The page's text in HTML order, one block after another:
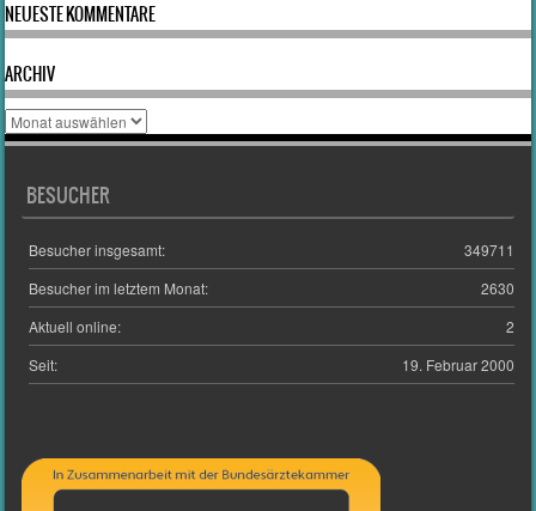
NEUESTE KOMMENTARE
ARCHIV
Archiv
BESUCHER
349711
Besucher insgesamt:
2630
Besucher im letztem Monat:
2
Aktuell online:
19. Februar 2000
Seit: